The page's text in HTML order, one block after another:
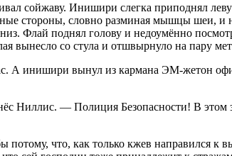
сойжаву. Инишири слегка приподнял
стороны, словно разминая мышцы шеи, и
Флай поднял голову и недоумённо
вынесло со стула и отшвырнуло на пару
А инишири вынул из кармана ЭМ-жетон
Ниллис. — Полиция Безопасности! В этом
что, как только кжев направился к